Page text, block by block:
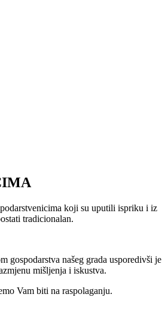
koji su uputili ispriku i iz
tradicionalan.
gospodarstva našeg grada usporedivši je
mišljenja i iskustva.
Vam biti na raspolaganju.